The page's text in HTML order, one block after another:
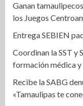
Ganan
los Juegos
Entrega SEBIEN
Coordinan la SST y
formación médica
Recibe la SABG
«Tamaulipas te